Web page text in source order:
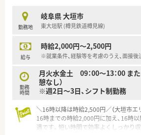
【やりがい/おすすめポイント】
■様々な科目の処方箋を応需するため
■患者様から直接感謝の言葉をいただ
に貢献しているという確かなやりがい
厚いサポートがあるためモチベーショ
勤務地
岐阜県 大垣市
東大垣駅 (樽見鉄道樽見線)
給与
時給2,000円～2,500円
※就業条件、経験等を考慮のうえ、面接後
勤務
時間
月火水金土 09：00～13：00 また
憩なし）
※週2日～3日、シフト制勤務
＼16時以降は時給2,500円／（大垣市エ
16時までの時給2,000円に加え、16時
遇です。短い時間で効率よくしっかり